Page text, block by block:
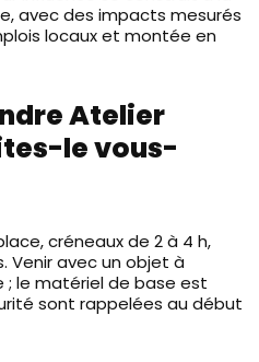
avec des impacts mesurés
locaux et montée en
Atelier
le vous-
créneaux de 2 à 4 h,
Venir avec un objet à
; le matériel de base est
sont rappelées au début